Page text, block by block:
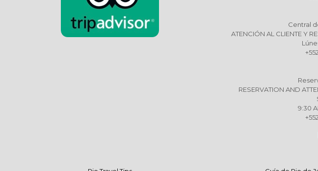
Central
ATENCIÓN AL CLIENTE Y
RESERVATION AND
9:30